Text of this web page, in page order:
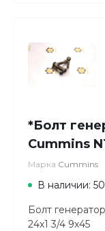
*Болт
Cummins
Марка Cummins
В наличии: 50
Болт
24х1 3/4 9х45